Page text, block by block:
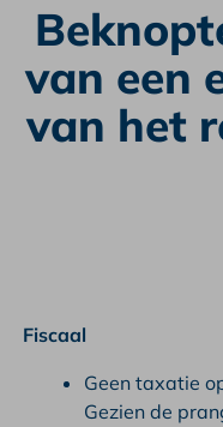
van een
van het
Fiscaal
Geen taxatie
Gezien de